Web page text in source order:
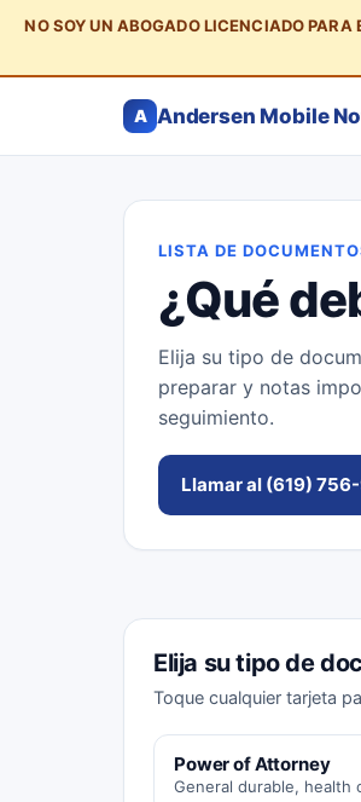
NO SOY UN ABOGADO LICENCIADO PARA
A Andersen Mobile
LISTA DE
¿Qué
Elija su tipo de
preparar y notas
seguimiento.
Llamar al (619)
Elija su tipo de
Toque cualquier tarjeta
Power of Attorney
General durable, health